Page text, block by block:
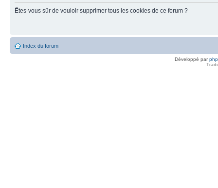
Êtes-vous sûr de vouloir supprimer tous les cookies de ce forum ?
Index du forum
Développé par